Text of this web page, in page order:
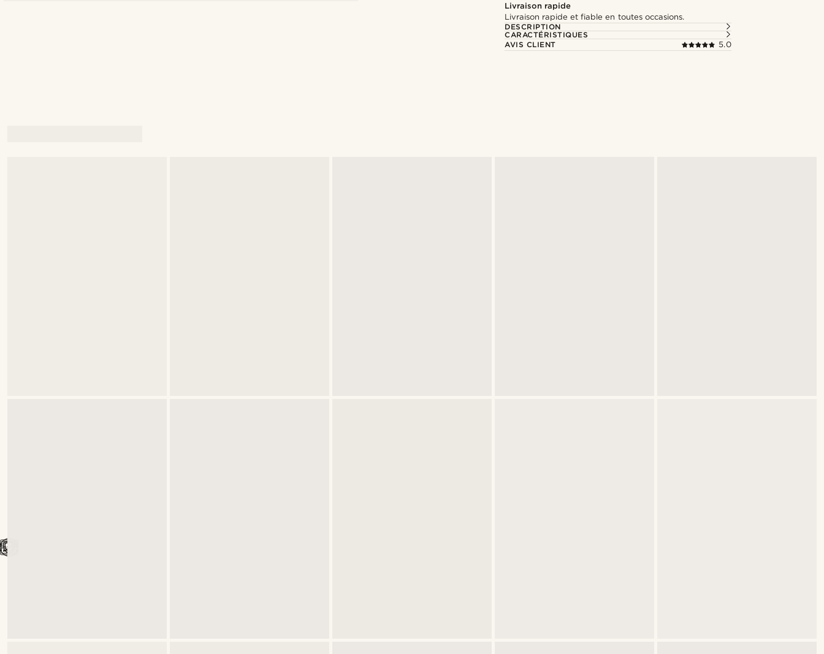
Livraison rapide
Livraison rapide et fiable en toutes occasions.
DESCRIPTION
CARACTÉRISTIQUES
AVIS CLIENT
5.0